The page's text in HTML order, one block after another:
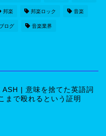
邦楽 邦楽ロック 音楽
ログ 音楽業界
ASH | 意味を捨てた英語詞
まで殴れるという証明